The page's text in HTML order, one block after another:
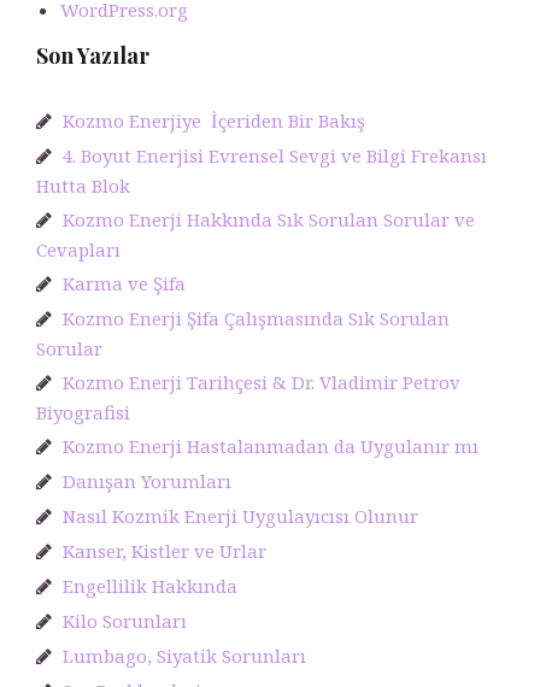
WordPress.org
Son Yazılar
Kozmo Enerjiye İçeriden Bir Bakış
4. Boyut Enerjisi Evrensel Sevgi ve Bilgi Frekansı
Hutta Blok
Kozmo Enerji Hakkında Sık Sorulan Sorular ve
Cevapları
Karma ve Şifa
Kozmo Enerji Şifa Çalışmasında Sık Sorulan
Sorular
Kozmo Enerji Tarihçesi & Dr. Vladimir Petrov
Biyografisi
Kozmo Enerji Hastalanmadan da Uygulanır mı
Danışan Yorumları
Nasıl Kozmik Enerji Uygulayıcısı Olunur
Kanser, Kistler ve Urlar
Engellilik Hakkında
Kilo Sorunları
Lumbago, Siyatik Sorunları